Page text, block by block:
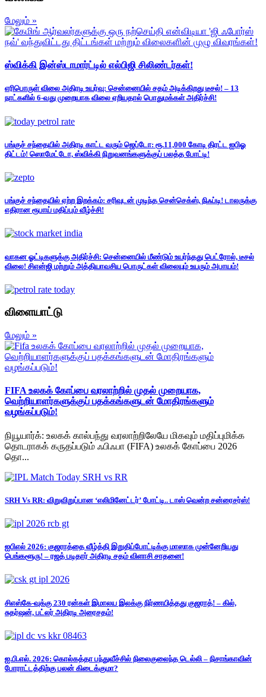
மேலும் »
ஸ்விக்கி இன்ஸ்டாமார்ட்டில் எல்பிஜி சிலிண்டர்கள்!
எரிபொருள் விலை அதிரடி உயர்வு: சென்னையில் சதம் அடிக்கிறது டீசல்! – 13
நாட்களில் 6-வது முறையாக விலை ஏறியதால் பொதுமக்கள் அதிர்ச்சி!
பங்குச் சந்தையில் அதிரடி காட்ட வரும் ஜெப்டோ: ரூ.11,000 கோடி திரட்ட ஐபிஓ
திட்டம்! ஸொமேட்டோ, ஸ்விக்கி நிறுவனங்களுக்குப் பலத்த போட்டி!
பங்குச் சந்தையில் ஏற்ற இறக்கம்: சரிவுடன் முடிந்த சென்செக்ஸ், நிஃப்டி! டாலருக்கு
எதிரான ரூபாய் மதிப்பும் வீழ்ச்சி!
வாகன ஓட்டிகளுக்கு அதிர்ச்சி: சென்னையில் மீண்டும் உயர்ந்தது பெட்ரோல், டீசல்
விலை! சிஎன்ஜி மற்றும் அத்தியாவசிய பொருட்கள் விலையும் உயரும் அபாயம்!
விளையாட்டு
மேலும் »
FIFA உலகக் கோப்பை வரலாற்றில் முதல் முறையாக,
வெற்றியாளர்களுக்குப் பதக்கங்களுடன் மோதிரங்களும்
வழங்கப்படும்!
நியூயார்க்: உலகக் கால்பந்து வரலாற்றிலேயே மிகவும் மதிப்புமிக்க
தொடராகக் கருதப்படும் ஃபிஃபா (FIFA) உலகக் கோப்பை 2026
தொ...
SRH Vs RR: விறுவிறுப்பான ‘எலிமினேட்டர்’ போட்டி.. டாஸ் வென்ற சன்ரைசர்ஸ்!
ஐபிஎல் 2026: குஜராத்தை வீழ்த்தி இறுதிப்போட்டிக்கு மாஸாக முன்னேறியது
பெங்களூரு! – ரஜத் படிதார் அதிரடி சதம் விளாசி சாதனை!
சிஎஸ்கே-வுக்கு 230 ரன்கள் இமாலய இலக்கு நிர்ணயித்தது குஜராத்! – கில்,
சுதர்ஷன், பட்லர் அதிரடி அரைசதம்!
ஐ.பி.எல். 2026: கொல்கத்தா பந்துவீச்சில் நிலைகுலைந்த டெல்லி – நிசாங்காவின்
போராட்டத்திற்கு பலன் கிடைக்குமா?